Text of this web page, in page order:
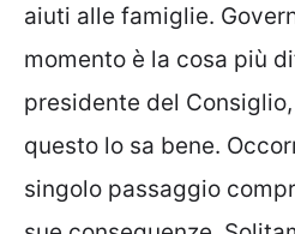
aiuti alle famiglie.
momento è la cosa più
presidente del Consiglio,
questo lo sa bene.
singolo passaggio